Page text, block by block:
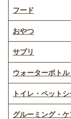
フード
おやつ
サプリ
ウォーターボト
トイレ・ペット
グルーミング・